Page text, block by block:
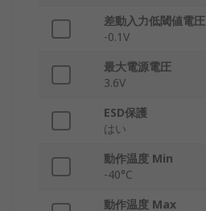
差動入力低閾値電圧
-0.1V
最大電源電圧
3.6V
ESD保護
はい
動作温度 Min
-40°C
動作温度 Max